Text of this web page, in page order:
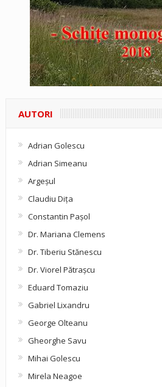
AUTORI
Adrian Golescu
Adrian Simeanu
Argeşul
Claudiu Diţa
Constantin Pașol
Dr. Mariana Clemens
Dr. Tiberiu Stănescu
Dr. Viorel Pătraşcu
Eduard Tomaziu
Gabriel Lixandru
George Olteanu
Gheorghe Savu
Mihai Golescu
Mirela Neagoe